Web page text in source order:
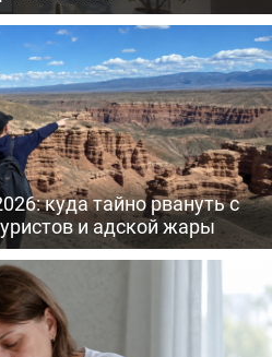
куда тайно рвануть с
и адской жары